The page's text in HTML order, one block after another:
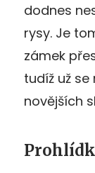
dodnes
rysy. Je
zámek
tudíž už
novějších